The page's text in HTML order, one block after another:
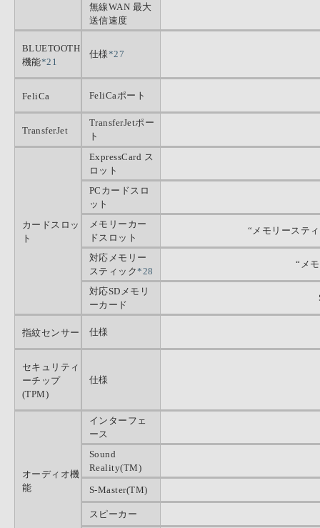
無線WAN 最大
送信速度
BLUETOOTH
機能*21
仕様*27
FeliCa FeliCaポート
TransferJet
TransferJetポー
ト
カードスロッ
ト
ExpressCard ス
ロット
PCカードスロ
ット
メモリーカー
ドスロット
“メモリーステ
対応メモリー
スティック*28
“メ
対応SDメモリ
ーカード
指紋センサー 仕様
セキュリティ
ーチップ
(TPM)
仕様
オーディオ機
能
インターフェ
ース
Sound
Reality(TM)
S-Master(TM)
スピーカー